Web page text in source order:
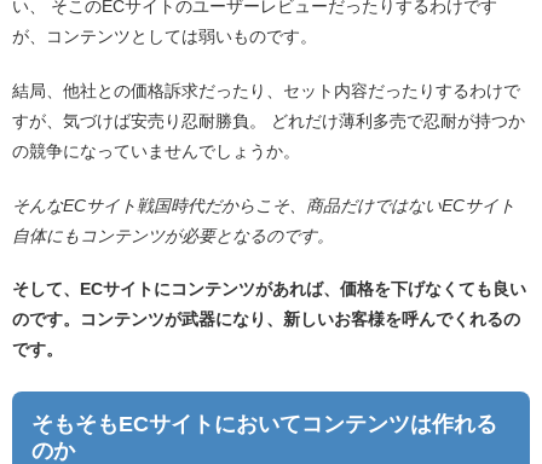
い、 そこのECサイトのユーザーレビューだったりするわけです
が、コンテンツとしては弱いものです。
結局、他社との価格訴求だったり、セット内容だったりするわけで
すが、気づけば安売り忍耐勝負。 どれだけ薄利多売で忍耐が持つか
の競争になっていませんでしょうか。
そんなECサイト戦国時代だからこそ、商品だけではないECサイト
自体にもコンテンツが必要となるのです。
そして、ECサイトにコンテンツがあれば、価格を下げなくても良い
のです。コンテンツが武器になり、新しいお客様を呼んでくれるの
です。
そもそもECサイトにおいてコンテンツは作れる
のか